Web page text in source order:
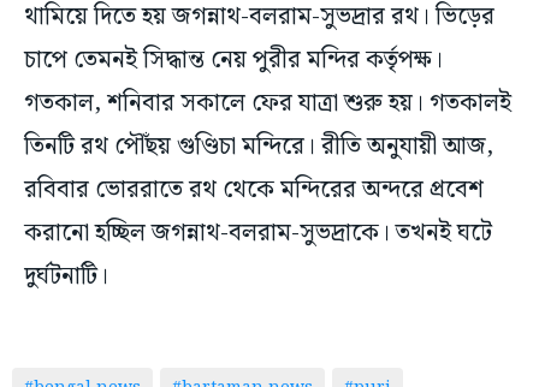
থামিয়ে দিতে হয় জগন্নাথ-বলরাম-সুভদ্রার রথ। ভিড়ের
চাপে তেমনই সিদ্ধান্ত নেয় পুরীর মন্দির কর্তৃপক্ষ।
গতকাল, শনিবার সকালে ফের যাত্রা শুরু হয়। গতকালই
তিনটি রথ পৌঁছয় গুণ্ডিচা মন্দিরে। রীতি অনুযায়ী আজ,
রবিবার ভোররাতে রথ থেকে মন্দিরের অন্দরে প্রবেশ
করানো হচ্ছিল জগন্নাথ-বলরাম-সুভদ্রাকে। তখনই ঘটে
দুর্ঘটনাটি।